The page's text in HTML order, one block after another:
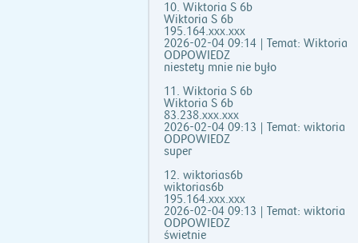
10. Wiktoria S 6b
Wiktoria S 6b
195.164.xxx.xxx
2026-02-04 09:14 | Temat: Wiktoria
ODPOWIEDZ
niestety mnie nie było
11. Wiktoria S 6b
Wiktoria S 6b
83.238.xxx.xxx
2026-02-04 09:13 | Temat: wiktoria
ODPOWIEDZ
super
12. wiktorias6b
wiktorias6b
195.164.xxx.xxx
2026-02-04 09:13 | Temat: wiktoria
ODPOWIEDZ
świetnie